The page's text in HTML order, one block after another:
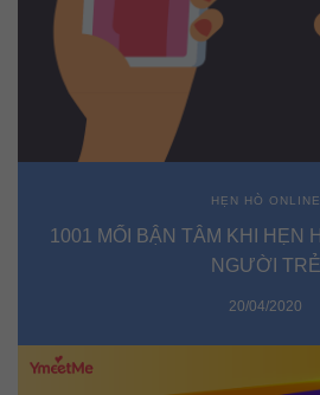
HẸN HÒ ONLINE
1001 MỐI BẬN TÂM KHI HẸN
NGƯỜI TRẺ
20/04/2020